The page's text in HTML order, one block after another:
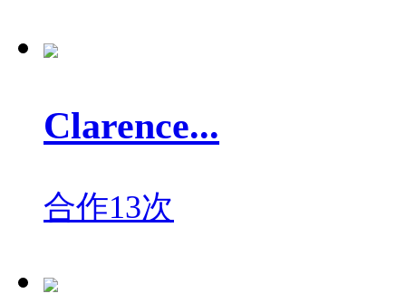
Clarence...
合作13次